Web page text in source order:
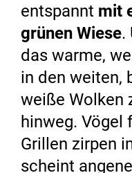
entspannt mit
grünen Wiese.
das warme,
in den weiten,
weiße Wolken
hinweg. Vögel
Grillen zirpen
scheint